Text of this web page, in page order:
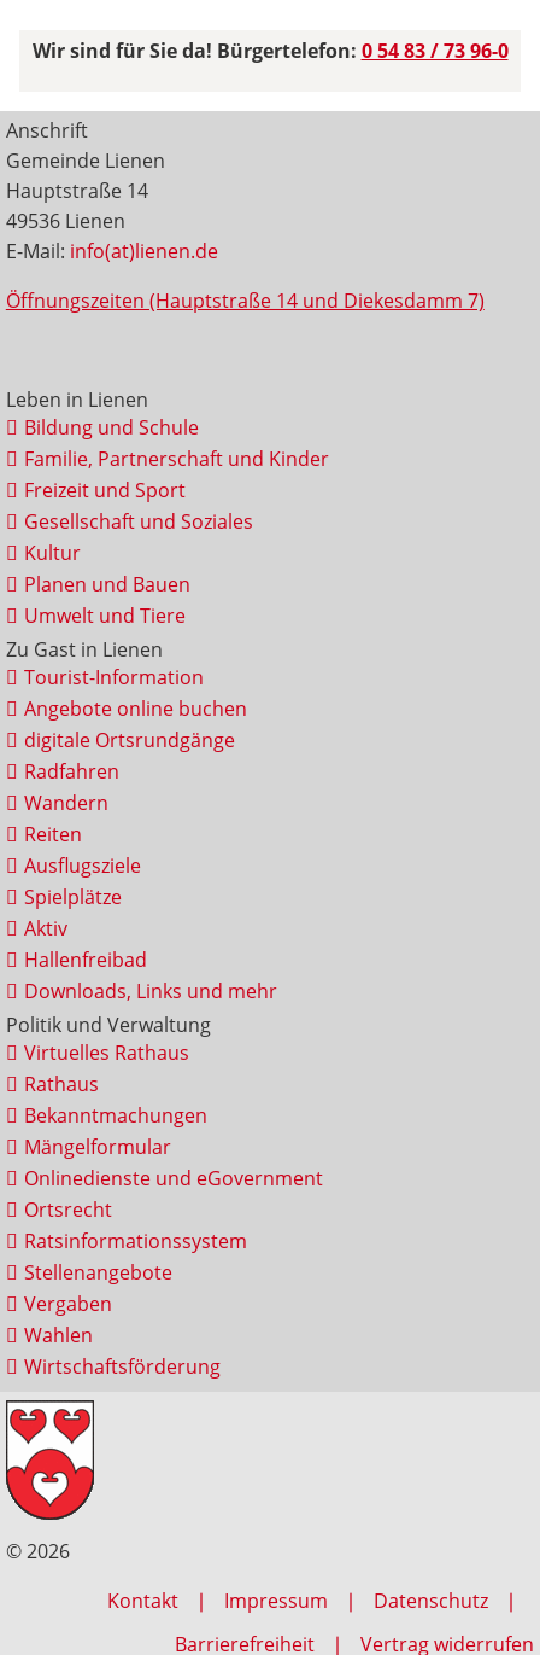
Wir sind für Sie da! Bürgertelefon: 0 54 83 / 73 96-0
Anschrift
Gemeinde Lienen
Hauptstraße 14
49536 Lienen
E-Mail: info(at)lienen.de
Öffnungszeiten (Hauptstraße 14 und Diekesdamm 7)
Leben in Lienen
Bildung und Schule
Familie, Partnerschaft und Kinder
Freizeit und Sport
Gesellschaft und Soziales
Kultur
Planen und Bauen
Umwelt und Tiere
Zu Gast in Lienen
Tourist-Information
Angebote online buchen
digitale Ortsrundgänge
Radfahren
Wandern
Reiten
Ausflugsziele
Spielplätze
Aktiv
Hallenfreibad
Downloads, Links und mehr
Politik und Verwaltung
Virtuelles Rathaus
Rathaus
Bekanntmachungen
Mängelformular
Onlinedienste und eGovernment
Ortsrecht
Ratsinformationssystem
Stellenangebote
Vergaben
Wahlen
Wirtschaftsförderung
© 2026
Kontakt
Impressum
Datenschutz
Barrierefreiheit
Vertrag widerrufen